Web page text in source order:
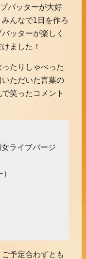
バッターが大好
んなで1日を作ろ
ッターが楽しく
ました！
ったりしゃべった
ただいた言葉の
笑ったコメント
ライブバージ
予定合わずとも